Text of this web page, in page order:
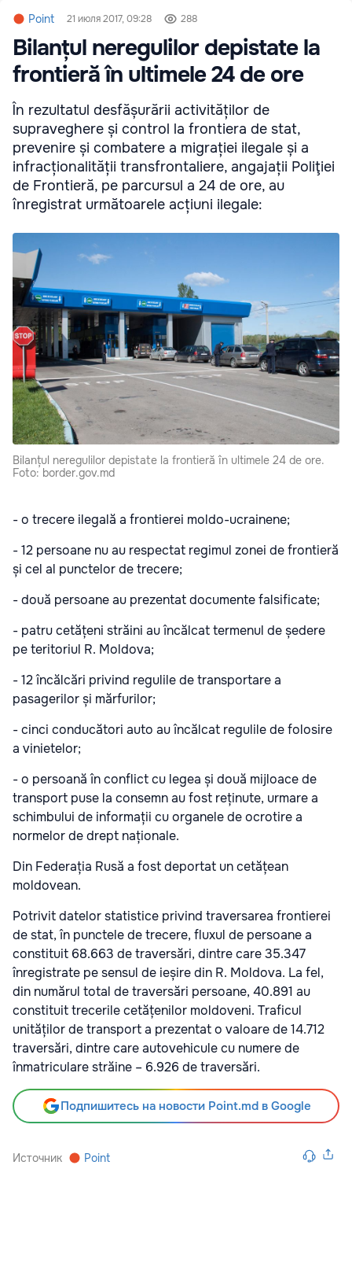
Point 21 июля 2017, 09:28 288
Bilanțul neregulilor depistate la
frontieră în ultimele 24 de ore
În rezultatul desfășurării activităților de
supraveghere și control la frontiera de stat,
prevenire și combatere a migrației ilegale și a
infracționalității transfrontaliere, angajații Poliţiei
de Frontieră, pe parcursul a 24 de ore, au
înregistrat următoarele acțiuni ilegale:
Bilanțul neregulilor depistate la frontieră în ultimele 24 de ore.
Foto: border.gov.md
- o trecere ilegală a frontierei moldo-ucrainene;
- 12 persoane nu au respectat regimul zonei de frontieră
și cel al punctelor de trecere;
- două persoane au prezentat documente falsificate;
- patru cetățeni străini au încălcat termenul de ședere
pe teritoriul R. Moldova;
- 12 încălcări privind regulile de transportare a
pasagerilor și mărfurilor;
- cinci conducători auto au încălcat regulile de folosire
a vinietelor;
- o persoană în conflict cu legea și două mijloace de
transport puse la consemn au fost reținute, urmare a
schimbului de informații cu organele de ocrotire a
normelor de drept naționale.
Din Federația Rusă a fost deportat un cetățean
moldovean.
Potrivit datelor statistice privind traversarea frontierei
de stat, în punctele de trecere, fluxul de persoane a
constituit 68.663 de traversări, dintre care 35.347
înregistrate pe sensul de ieșire din R. Moldova. La fel,
din numărul total de traversări persoane, 40.891 au
constituit trecerile cetățenilor moldoveni. Traficul
unităților de transport a prezentat o valoare de 14.712
traversări, dintre care autovehicule cu numere de
înmatriculare străine – 6.926 de traversări.
Подпишитесь на новости Point.md в Google
Источник Point